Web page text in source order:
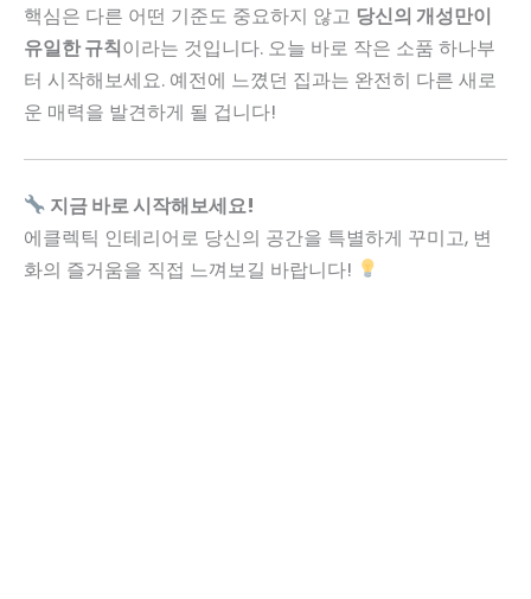
핵심은 다른 어떤 기준도 중요하지 않고 당신의 개성만이
유일한 규칙이라는 것입니다. 오늘 바로 작은 소품 하나부
터 시작해보세요. 예전에 느꼈던 집과는 완전히 다른 새로
운 매력을 발견하게 될 겁니다!
지금 바로 시작해보세요!
에클렉틱 인테리어로 당신의 공간을 특별하게 꾸미고, 변
화의 즐거움을 직접 느껴보길 바랍니다!